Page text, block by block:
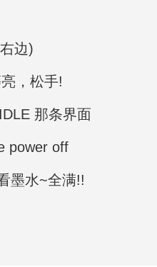
边)
，松手!
那条界面
power off
墨水~全满!!